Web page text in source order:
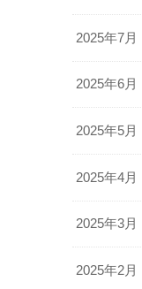
2025年7月
2025年6月
2025年5月
2025年4月
2025年3月
2025年2月